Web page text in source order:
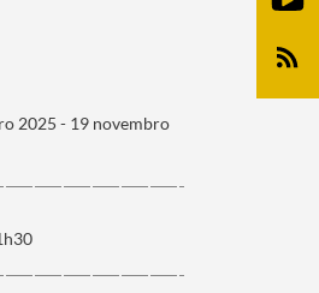
2025 - 19 novembro